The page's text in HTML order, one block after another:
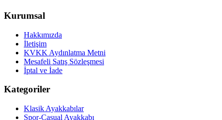
Kurumsal
Hakkımızda
İletişim
KVKK Aydınlatma Metni
Mesafeli Satış Sözleşmesi
İptal ve İade
Kategoriler
Klasik Ayakkabılar
Spor-Casual Ayakkabı